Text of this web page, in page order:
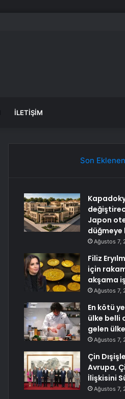
İLETIŞIM
Son Eklenen
Japon
düğmeye
Ağustos 7,
Filiz
için
akşama
Ağustos 7,
En kötü
ülke belli
gelen
Ağustos 7,
Çin
Avrupa,
İlişkisini
Ağustos 7,